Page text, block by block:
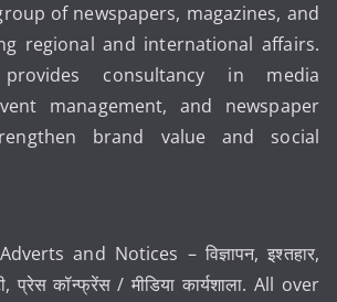
of newspapers, magazines, and
regional and international affairs.
consultancy in media
management, and newspaper
brand value and social
and Notices – विज्ञापन, इश्तहार,
प्रेस कॉन्फ्रेंस / मीडिया कार्यशाला. All over